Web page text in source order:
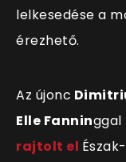
lelkesedése a
érezhető.
Az újonc
Elle Fanninggal
rajtolt el